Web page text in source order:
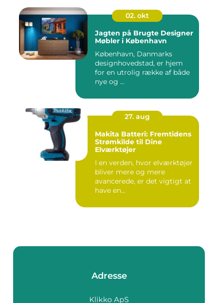
02. okt
Jagten på Brugte Designer
Møbler i København
København, Danmarks
designhovedstad, er hjem
for en utrolig række af både
nye og ...
27. aug
Makita Batteri: Fremtidens
Strømkilde til Dine
Elværktøjer
I en verden, hvor elværktøjer
bliver mere og mere
avancerede, er det vigtigt at
have en...
Adresse